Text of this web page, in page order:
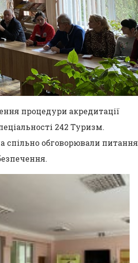
процедури акредитації
242 Туризм.
спільно обговорювали питання